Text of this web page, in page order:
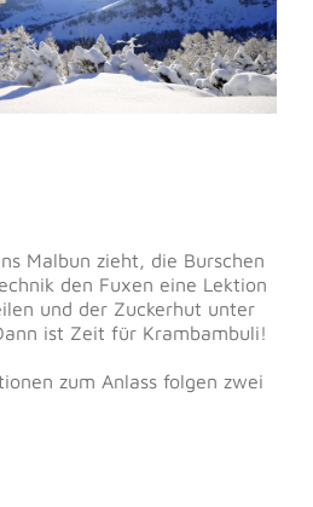
Malbun zieht, die Burschen
den Fuxen eine Lektion
und der Zuckerhut unter
ist Zeit für Krambambuli!
zum Anlass folgen zwei